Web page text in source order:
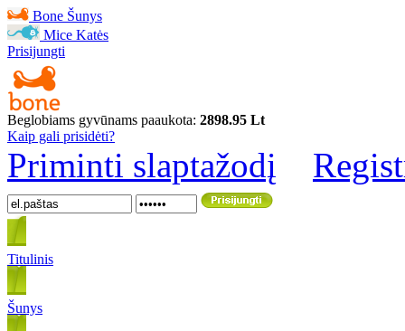
Bone Šunys
Mice Katės
Prisijungti
Beglobiams gyvūnams paaukota: 2898.95 Lt
Kaip gali prisidėti?
Priminti slaptažodį
Titulinis
Šunys